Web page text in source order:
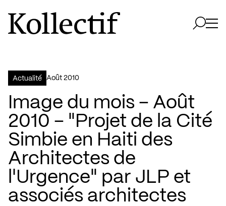
Aller à la page d'accueil
Logo Kollectif
Actualité août 2010
Image du mois – Août
2010 – "Projet de la Cité
Simbie en Haiti des
Architectes de
l'Urgence" par JLP et
associés architectes